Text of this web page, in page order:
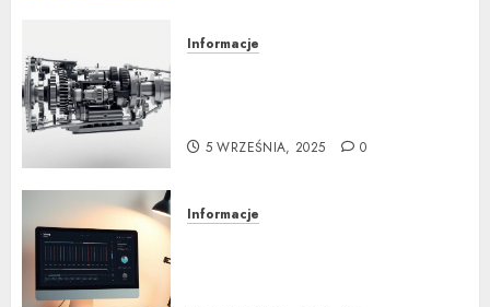
Informacje
5 WRZEŚNIA, 2025 0
Informacje